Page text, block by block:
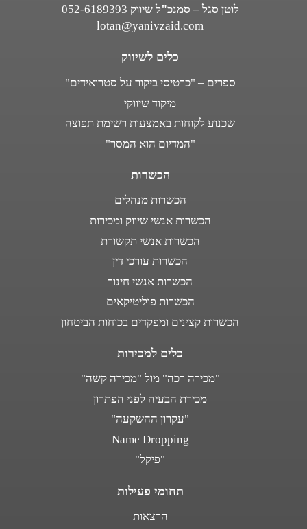
לוטן סגל – סמנכ"ל שיווק 052-6189393
lotan@yanivzaid.com
כלים לשיווק
ספרים – "כרטיסי ביקור על סטרואידים"
מיקוד שיווקי
שכנוע לקוחות באמצעות רשימת תפוצה
"המדיום הוא המסר"
הכשרות
הכשרות מנהלים
הכשרות אנשי שיווק ומכירות
הכשרות אנשי תקשורת
הכשרות עורכי דין
הכשרות אנשי חינוך
הכשרות פוליטיקאים
הכשרות קצינים ומפקדים בכוחות הביטחון
כלים למכירות
"מכירה רכה" מול "מכירה קשה"
מכירת הבעיה לפני הפתרון
"עקרון ההשקעה"
Name Dropping
"פיקל"
תחומי פעילות
הרצאות